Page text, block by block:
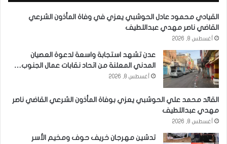
القيادي محمود عادل الحوشبي يعزي في وفاة المأذون الشرعي
القاضي ناصر مهدي عبداللطيف
أغسطس 8, 2026
عدن تشهد استجابة واسعة لدعوة العصيان
المدني المعلنة من اتحاد نقابات عمال الجنوب…
أغسطس 8, 2026
القائد محمد علي الحوشبي يعزي بوفاة المأذون الشرعي القاضي ناصر
مهدي عبداللطيف
أغسطس 8, 2026
تدشين مهرجان خريف حوف ومخيم الأسر